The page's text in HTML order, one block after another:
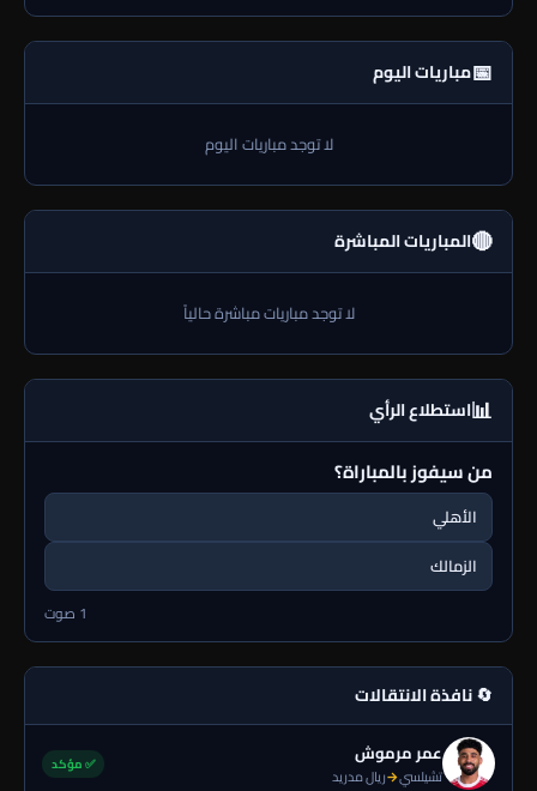
📅مباريات اليوم
لا توجد مباريات اليوم
🔴المباريات المباشرة
لا توجد مباريات مباشرة حالياً
📊استطلاع الرأي
من سيفوز بالمباراة؟
الأهلي
الزمالك
1 صوت
🔄 نافذة الانتقالات
عمر مرموش
تشيلسي→ريال مدريد
✅ مؤكد